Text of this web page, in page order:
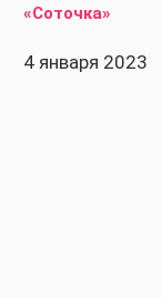
«Соточка»
4 января 2023